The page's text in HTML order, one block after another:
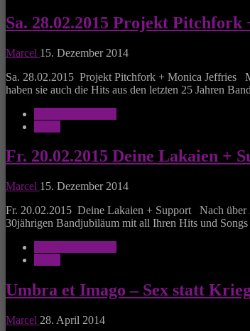
Sa. 28.02.2015 Projekt
Marcel 15. Dezember 2014
Sa. 28.02.2015 Projekt Pitchfork + Monica Jeffries
haben sie auch die Hits aus den letzten 25 Jahren
Fr. 20.02.2015 Deine Lakaien +
Marcel 15. Dezember 2014
Fr. 20.02.2015 Deine Lakaien + Support Nach über
30jährigen Bandjubiläum mit all Ihren Hits und
Umbra et Imago – Sex statt
Marcel 28. April 2014